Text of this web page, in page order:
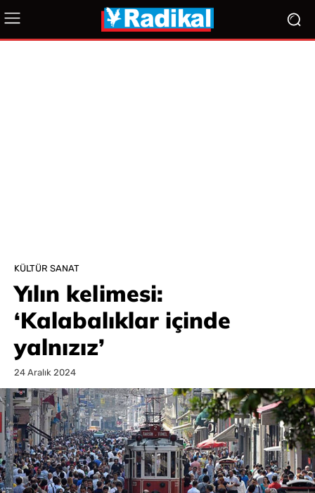
KÜLTÜR SANAT
Yılın kelimesi:
‘Kalabalıklar içinde
yalnızız’
24 Aralık 2024